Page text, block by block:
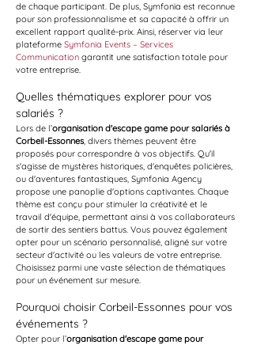
de chaque participant. De plus, Symfonia est reconnue
pour son professionnalisme et sa capacité à offrir un
excellent rapport qualité-prix. Ainsi, réserver via leur
plateforme Symfonia Events – Services
Communication garantit une satisfaction totale pour
votre entreprise.
Quelles thématiques explorer pour vos
salariés ?
Lors de l’organisation d'escape game pour salariés à
Corbeil-Essonnes, divers thèmes peuvent être
proposés pour correspondre à vos objectifs. Qu'il
s'agisse de mystères historiques, d'enquêtes policières,
ou d'aventures fantastiques, Symfonia Agency
propose une panoplie d'options captivantes. Chaque
thème est conçu pour stimuler la créativité et le
travail d'équipe, permettant ainsi à vos collaborateurs
de sortir des sentiers battus. Vous pouvez également
opter pour un scénario personnalisé, aligné sur votre
secteur d'activité ou les valeurs de votre entreprise.
Choisissez parmi une vaste sélection de thématiques
pour un événement sur mesure.
Pourquoi choisir Corbeil-Essonnes pour vos
événements ?
Opter pour l’organisation d'escape game pour